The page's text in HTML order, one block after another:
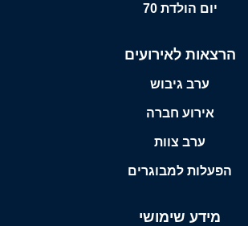
יום הולדת 70
הרצאות לאירועים
ערב גיבוש
אירוע חברה
ערב צוות
הפעלות למבוגרים
מידע שימושי